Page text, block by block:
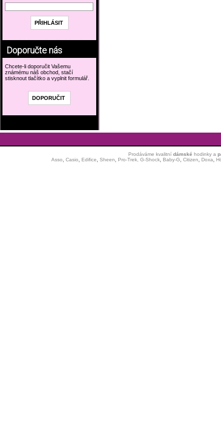
Doporučte nás
Chcete-li doporučit Vašemu
známému náš obchod, stačí
stisknout tlačítko a vyplnit formulář.
Prodáváme kvalitní dámské hodinkya
Asso
Casio Edifice Sheen Pro-Trek, G-Shock, Baby-G Citizen Doxa